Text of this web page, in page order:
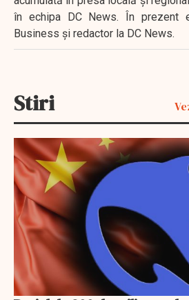
în echipa DC News. În prezent
Business şi redactor la DC News.
Stiri